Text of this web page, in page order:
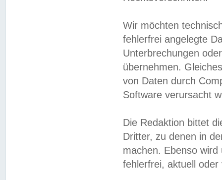
Wir möchten
fehlerfrei angelegte
Unterbrechungen
übernehmen.
von Daten durch
Software verursacht
Die Redaktion bittet
Dritter, zu denen in
machen. Ebenso
fehlerfrei, aktuell oder